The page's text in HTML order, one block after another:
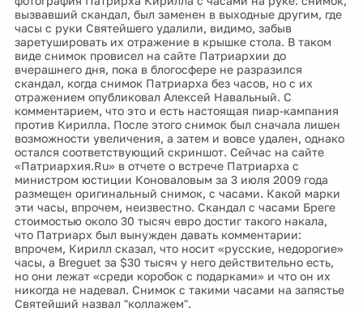
вызвавший скандал, был заменен в выходные другим, где
часы с руки Святейшего удалили, видимо, забыв
заретушировать их отражение в крышке стола. В таком
виде снимок провисел на сайте Патриархии до
вчерашнего дня, пока в блогосфере не разразился
скандал, когда снимок Патриарха без часов, но с их
отражением опубликовал Алексей Навальный. С
комментарием, что это и есть настоящая пиар-кампания
против Кирилла. После этого снимок был сначала лишен
возможности увеличения, а затем и вовсе удален, однако
остался соответствующий скриншот. Сейчас на сайте
«Патриархия.Ru» в отчете о встрече Патриарха с
министром юстиции Коноваловым за 3 июля 2009 года
размещен оригинальный снимок, с часами. Какой марки
эти часы, впрочем, неизвестно. Скандал с часами Бреге
стоимостью около 30 тысяч евро достиг такого накала,
что Патриарх был вынужден давать комментарии:
впрочем, Кирилл сказал, что носит «русские, недорогие»
часы, а Breguet за $30 тысяч у него действительно есть,
но они лежат «среди коробок с подарками» и что он их
никогда не надевал. Снимок с такими часами на запястье
Святейший назвал "коллажем".